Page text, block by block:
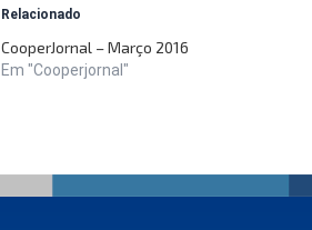
Relacionado
CooperJornal – Março 2016
Em "Cooperjornal"